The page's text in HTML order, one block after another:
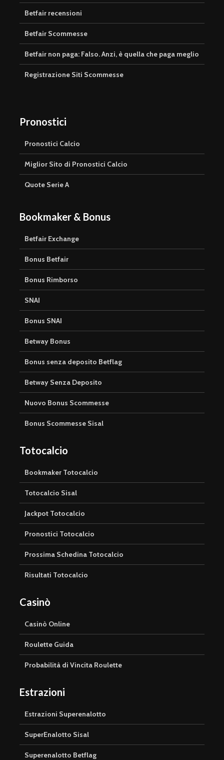
Betfair recensioni
Betfair Scommesse
Betfair non paga: Falso. Anzi, è quella che paga meglio
Registrazione Siti Scommesse
Pronostici
Pronostici Calcio
Miglior Sito di Pronostici Calcio
Quote Serie A
Bookmaker & Bonus
Betfair Exchange
Bonus Betfair
Bonus Rimborso
SNAI
Bonus SNAI
Betway Bonus
Bonus senza deposito Betflag
Betway Senza Deposito
Nuovo Bonus Scommesse
Bonus Scommesse Sisal
Totocalcio
Bookmaker Totocalcio
Totocalcio Sisal
Jackpot Totocalcio
Pronostici Totocalcio
Prossima Schedina Totocalcio
Risultati Totocalcio
Casinò
Casinò Online
Roulette Guida
Probabilità di Vincita Roulette
Estrazioni
Estrazioni Superenalotto
SuperEnalotto Sisal
Superenalotto Betflag